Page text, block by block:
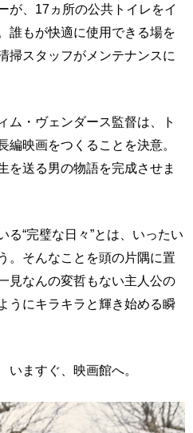
が、17ヵ所の公共トイレをイ
誰もが快適に使用できる場を
掃スタッフがメンテナンスに
ム・ヴェンダース監督は、ト
編映画をつくることを決意。
を送る男の物語を完成させま
る“完璧な日々”とは、いったい
。そんなことを頭の片隅に置
見なんの変哲もない主人公の
うにキラキラと輝き始める瞬
ますぐ、映画館へ。